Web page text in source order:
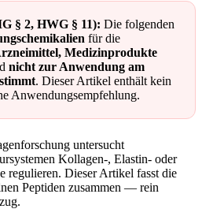
§ 2, HWG § 11): Die folgenden
für die
Medizinprodukte
nicht zur Anwendung am
. Dieser Artikel enthält kein
Anwendungsempfehlung.
untersucht
Kollagen-, Elastin- oder
regulieren. Dieser Artikel fasst die
Peptiden zusammen — rein